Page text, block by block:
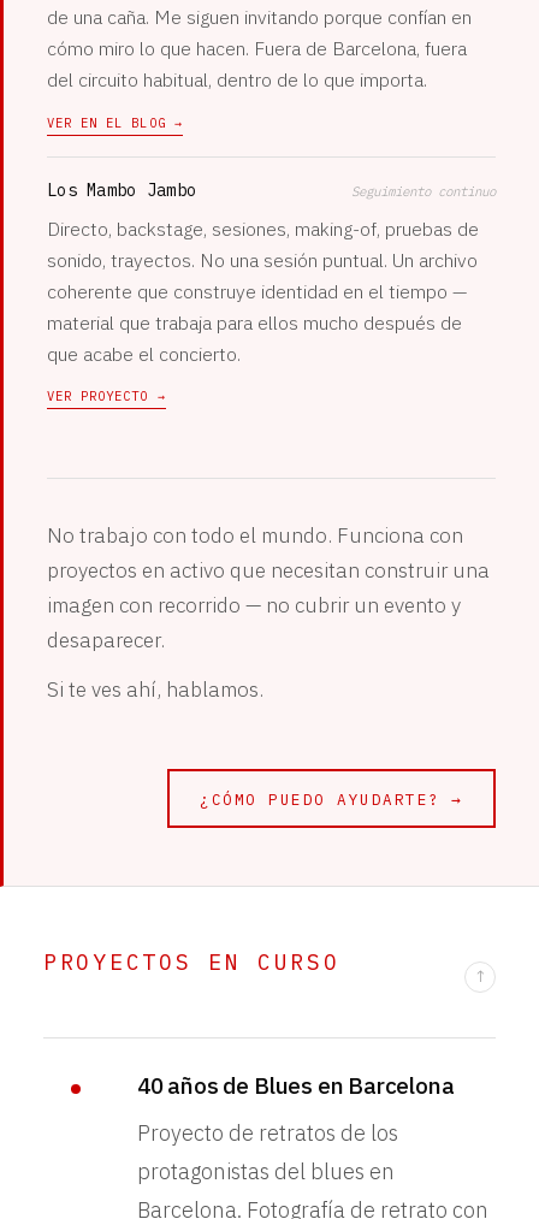
de una caña. Me siguen invitando porque confían en
cómo miro lo que hacen. Fuera de Barcelona, fuera
del circuito habitual, dentro de lo que importa.
VER EN EL BLOG →
Los Mambo Jambo Seguimiento continuo
Directo, backstage, sesiones, making-of, pruebas de
sonido, trayectos. No una sesión puntual. Un archivo
coherente que construye identidad en el tiempo —
material que trabaja para ellos mucho después de
que acabe el concierto.
VER PROYECTO →
No trabajo con todo el mundo. Funciona con
proyectos en activo que necesitan construir una
imagen con recorrido — no cubrir un evento y
desaparecer.
Si te ves ahí, hablamos.
¿CÓMO PUEDO AYUDARTE? →
PROYECTOS EN CURSO ↑
40 años de Blues en Barcelona
Proyecto de retratos de los
protagonistas del blues en
Barcelona. Fotografía de retrato con